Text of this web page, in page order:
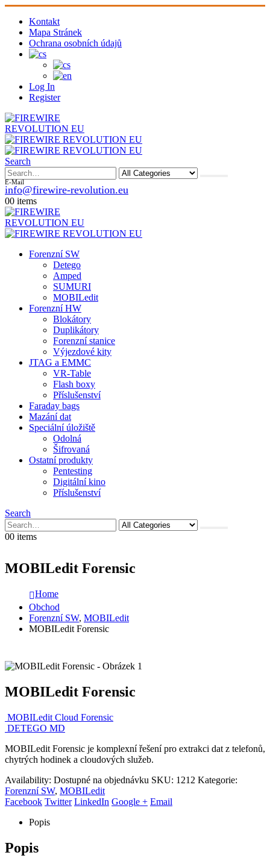
Kontakt
Mapa Stránek
Ochrana osobních údajů
Log In
Register
Search
E-Mail
info@firewire-revolution.eu
00 items
Forenzní SW
Detego
Amped
SUMURI
MOBILedit
Forenzní HW
Blokátory
Duplikátory
Forenzní stanice
Výjezdové kity
JTAG a EMMC
VR-Table
Flash boxy
Příslušenství
Faraday bags
Mazání dat
Speciální úložiště
Odolná
Šifrovaná
Ostatní produkty
Pentesting
Digitální kino
Příslušenství
Search
00 items
MOBILedit Forensic
Home
Obchod
Forenzní SW, MOBILedit
MOBILedit Forensic
MOBILedit Forensic
MOBILedit Cloud Forensic
DETEGO MD
MOBILedit Forensic je komplexní řešení pro extrakci dat z telefonů,
chytrých hodinek a cloudových služeb.
Availability: Dostupné na objednávku SKU: 1212 Kategorie:
Forenzní SW, MOBILedit
Facebook Twitter LinkedIn Google + Email
Popis
Popis